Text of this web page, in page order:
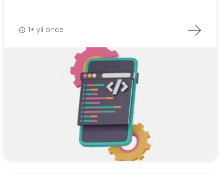
1+ yıl önce